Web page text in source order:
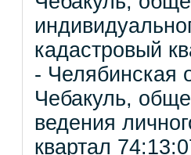
кадастровый
- Челябинская
Чебакуль,
ведения
квартал